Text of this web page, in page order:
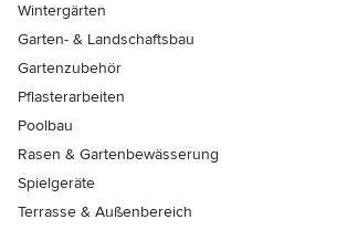
Wintergärten
Garten- & Landschaftsbau
Gartenzubehör
Pflasterarbeiten
Poolbau
Rasen & Gartenbewässerung
Spielgeräte
Terrasse & Außenbereich